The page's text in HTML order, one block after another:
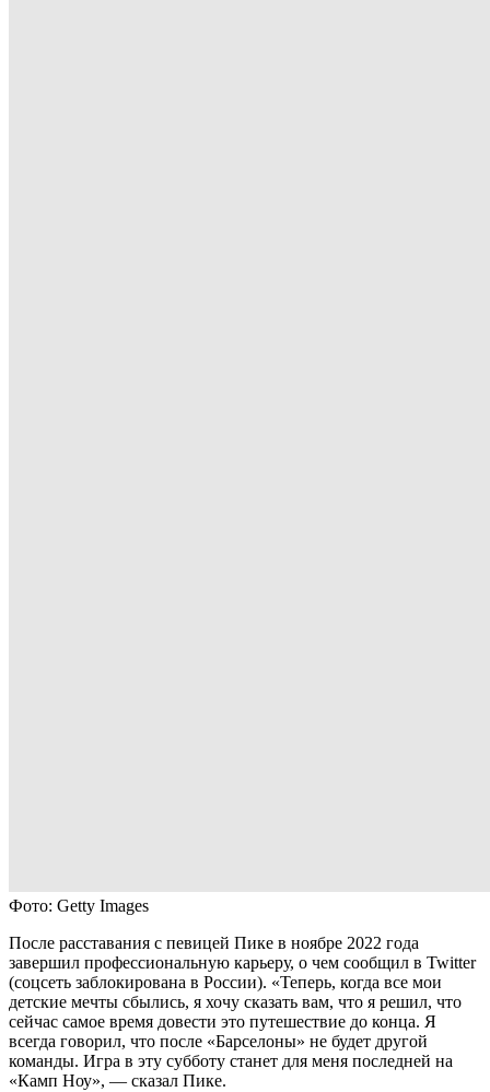
Фото: Getty Images
После расставания с певицей Пике в ноябре 2022 года
завершил профессиональную карьеру, о чем сообщил в Twitter
(соцсеть заблокирована в России). «Теперь, когда все мои
детские мечты сбылись, я хочу сказать вам, что я решил, что
сейчас самое время довести это путешествие до конца. Я
всегда говорил, что после «Барселоны» не будет другой
команды. Игра в эту субботу станет для меня последней на
«Камп Ноу», — сказал Пике.